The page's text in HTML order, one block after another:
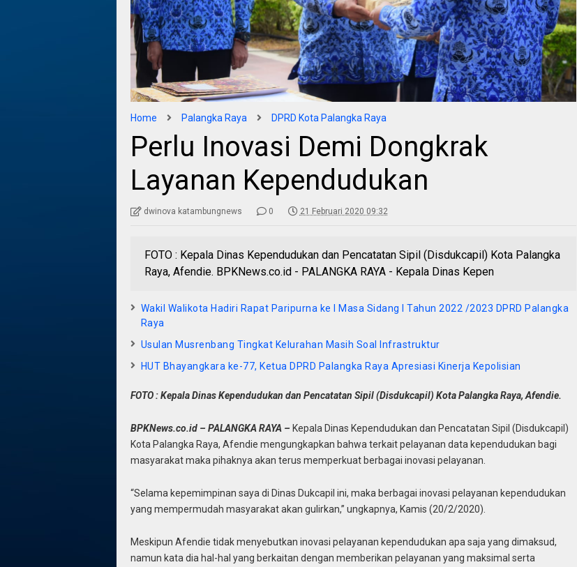
Home Palangka Raya DPRD Kota Palangka Raya
Perlu Inovasi Demi Dongkrak
Layanan Kependudukan
dwinova katambungnews 0 21 Februari 2020 09:32
FOTO : Kepala Dinas Kependudukan dan Pencatatan Sipil (Disdukcapil) Kota Palangka
Raya, Afendie. BPKNews.co.id - PALANGKA RAYA - Kepala Dinas Kepen
Wakil Walikota Hadiri Rapat Paripurna ke I Masa Sidang I Tahun 2022 /2023 DPRD Palangka
Raya
Usulan Musrenbang Tingkat Kelurahan Masih Soal Infrastruktur
HUT Bhayangkara ke-77, Ketua DPRD Palangka Raya Apresiasi Kinerja Kepolisian
FOTO : Kepala Dinas Kependudukan dan Pencatatan Sipil (Disdukcapil) Kota Palangka Raya, Afendie.
BPKNews.co.id – PALANGKA RAYA – Kepala Dinas Kependudukan dan Pencatatan Sipil (Disdukcapil)
Kota Palangka Raya, Afendie mengungkapkan bahwa terkait pelayanan data kependudukan bagi
masyarakat maka pihaknya akan terus memperkuat berbagai inovasi pelayanan.
“Selama kepemimpinan saya di Dinas Dukcapil ini, maka berbagai inovasi pelayanan kependudukan
yang mempermudah masyarakat akan gulirkan,” ungkapnya, Kamis (20/2/2020).
Meskipun Afendie tidak menyebutkan inovasi pelayanan kependudukan apa saja yang dimaksud,
namun kata dia hal-hal yang berkaitan dengan memberikan pelayanan yang maksimal serta